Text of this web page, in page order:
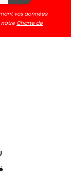
vos données
notre Charte de